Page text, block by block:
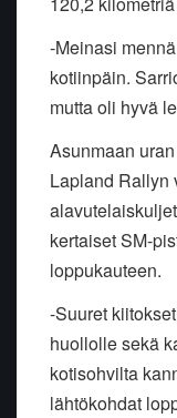
-Meinasi
kotiinpäin.
mutta oli hyvä
Asunmaan
Lapland Rallyn
kertaiset SM-
loppukauteen.
-Suuret
huollolle sekä
kotisohvilta
lähtökohdat